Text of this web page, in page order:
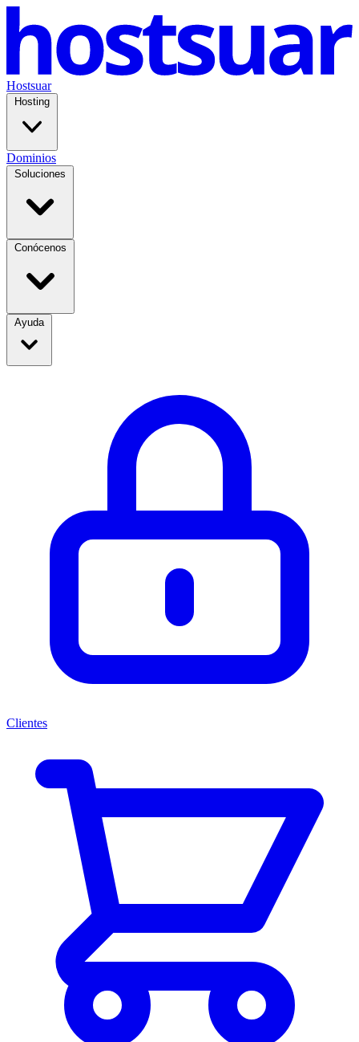
Hostsuar
Hosting
Dominios
Soluciones
Conócenos
Ayuda
Clientes